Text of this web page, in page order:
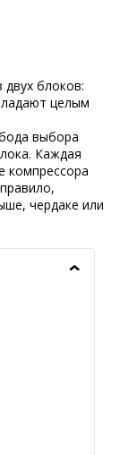
блоков:
целым
выбора
Каждая
компрессора
чердаке или